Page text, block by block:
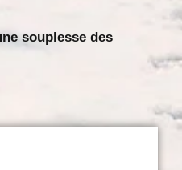
souplesse des